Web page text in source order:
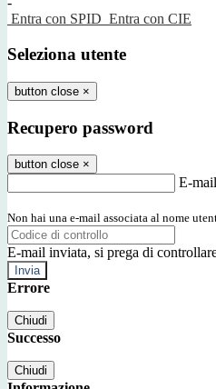
Entra con SPID Entra con CIE
Seleziona utente
button close ×
Recupero password
button close ×
E-mail
Non hai una e-mail associata al nome
E-mail inviata, si prega di
Errore
Chiudi
Successo
Chiudi